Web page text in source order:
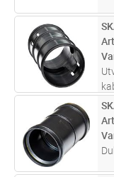
ST
ST